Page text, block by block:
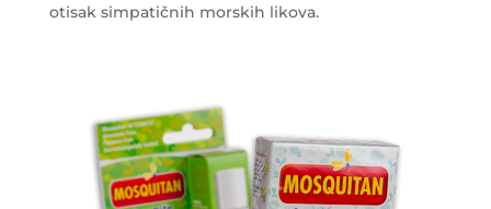
otisak simpatičnih morskih likova.